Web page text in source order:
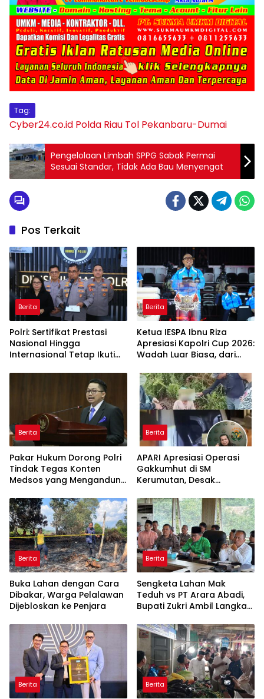
Tag:
Cyber24.co.id Polda Riau Tol Pekanbaru-Dumai
Pengelolaan Limbah SPPG Sabak Permai
Sesuai Standar, Tidak Ada Bau Menyengat
Pos Terkait
Berita
Polri: Sertifikat Prestasi
Nasional Hingga
Internasional Tetap Ikuti
Rekrutmen Polri
Berita
Ketua IESPA Ibnu Riza
Apresiasi Kapolri Cup 2026:
Wadah Luar Biasa, dari
Nasional
Berita
Pakar Hukum Dorong Polri
Tindak Tegas Konten
Medsos yang Mengandung
Berita
APARI Apresiasi Operasi
Gakkumhut di SM
Kerumutan, Desak
Jaringan Pembalak Liar
Berita
Buka Lahan dengan Cara
Dibakar, Warga Pelalawan
Dijebloskan ke Penjara
Berita
Sengketa Lahan Mak
Teduh vs PT Arara Abadi,
Bupati Zukri Ambil Langkah
Berita Berita